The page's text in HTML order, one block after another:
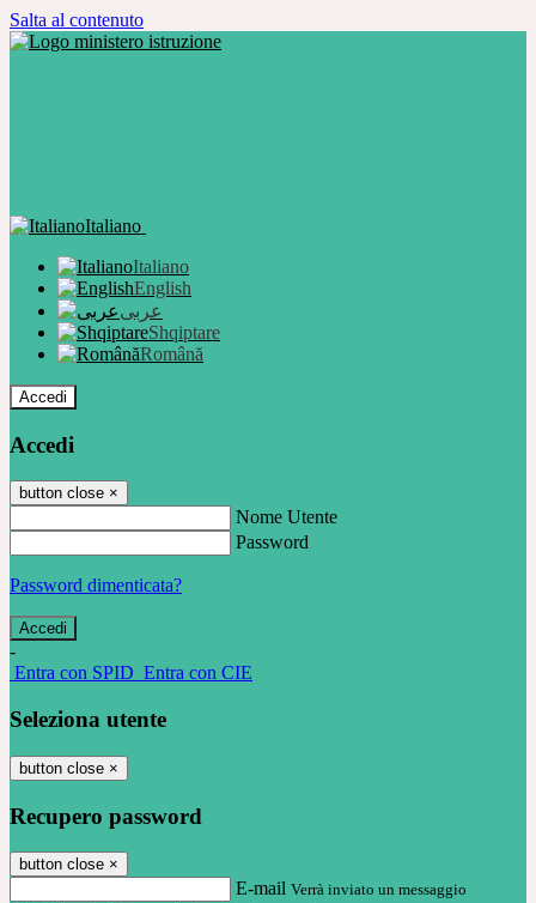
Salta al contenuto
Italiano
Italiano
English
عربى
Shqiptare
Română
Accedi
Accedi
button close ×
Nome Utente
Password
Password dimenticata?
-
Entra con SPID Entra con CIE
Seleziona utente
button close ×
Recupero password
button close ×
E-mail Verrà inviato un messaggio